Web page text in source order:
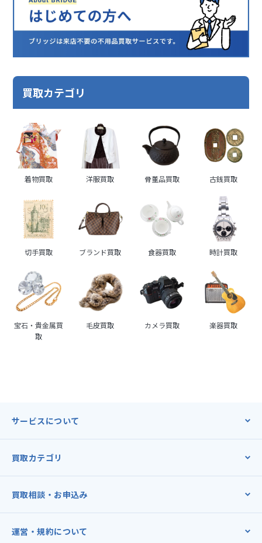
買取カテゴリ
着物買取 洋服買取 骨董品買取 古銭買取
切手買取 ブランド買取 食器買取 時計買取
宝石・貴金属買
取
毛皮買取 カメラ買取 楽器買取
サービスについて
買取カテゴリ
買取相談・お申込み
運営・規約について